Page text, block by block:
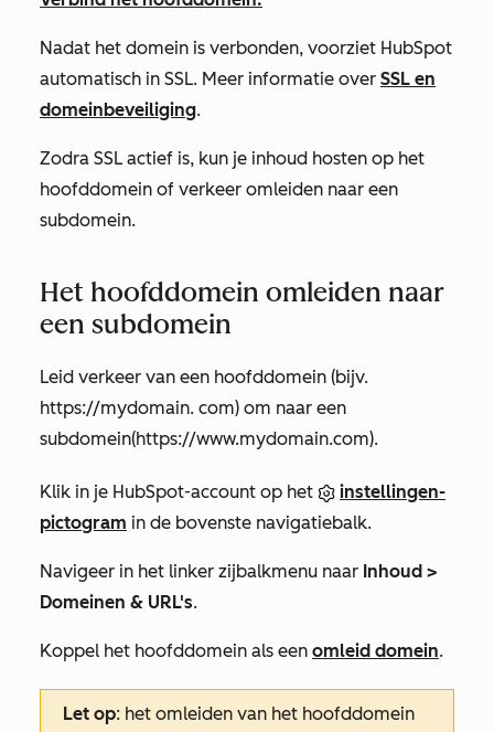
Nadat het domein is verbonden, voorziet HubSpot
automatisch in SSL. Meer informatie over SSL en
domeinbeveiliging.
Zodra SSL actief is, kun je inhoud hosten op het
hoofddomein of verkeer omleiden naar een
subdomein.
Het hoofddomein omleiden naar
een subdomein
Leid verkeer van een hoofddomein (bijv.
https://mydomain. com) om naar een
subdomein(https://www.mydomain.com).
Klik in je HubSpot-account op het
instellingen-
pictogram in de bovenste navigatiebalk.
Navigeer in het linker zijbalkmenu naar Inhoud >
Domeinen & URL's.
Koppel het hoofddomein als een omleid domein.
Let op: het omleiden van het hoofddomein